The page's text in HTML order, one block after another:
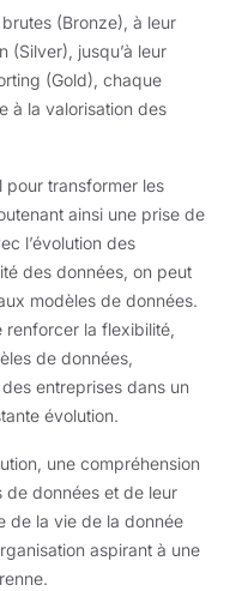
(Bronze), à leur
(Silver), jusqu’à leur
(Gold), chaque
à la valorisation des
pour transformer les
ainsi une prise de
l’évolution des
des données, on peut
modèles de données.
renforcer la flexibilité,
de données,
entreprises dans un
évolution.
une compréhension
données et de leur
de la vie de la donnée
aspirant à une